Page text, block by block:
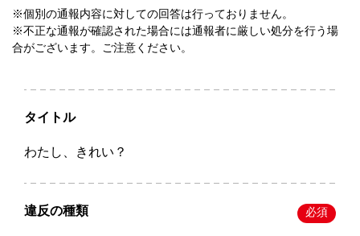
※個別の通報内容に対しての回答は行っておりません。
※不正な通報が確認された場合には通報者に厳しい処分を行う場
合がございます。ご注意ください。
タイトル
わたし、きれい？
違反の種類 必須